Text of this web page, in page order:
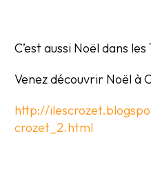
C’est aussi Noël dans les
Venez découvrir Noël à
http://
crozet_2.html